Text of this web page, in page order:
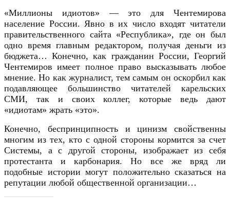
«Миллионы идиотов» — это для Чентемирова
население России. Явно в их число входят читатели
правительственного сайта «Республика», где он был
одно время главным редактором, получая деньги из
бюджета… Конечно, как гражданин России, Георгий
Чентемировимеет полное право высказывать любое
мнение. Но как журналист, тем самым он оскорбил как
подавляющее большинство читателей карельских
СМИ, так и своих коллег, которые ведь дают
«идиотам» жрать «это».
Конечно, беспринципность и цинизм свойственны
многим из тех, кто с одной стороны кормится за счет
Системы, а с другой стороны, изображает из себя
протестанта и карбонария. Но все же вряд ли
подобные истории могут положительно сказаться на
репутации любой общественной организации…